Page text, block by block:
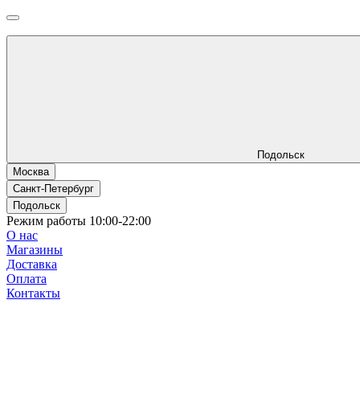
Подольск
Москва
Санкт-Петербург
Подольск
Режим работы 10:00-22:00
О нас
Магазины
Доставка
Оплата
Контакты